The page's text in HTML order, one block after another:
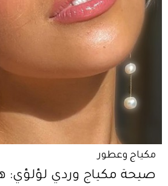
مكياج وعطور
صيحة مكياج وردي لؤلؤي: